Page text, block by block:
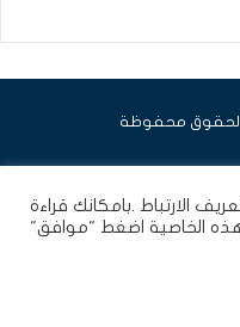
الارتباط .بامكانك قراءة
الخاصية اضغط "موافق"